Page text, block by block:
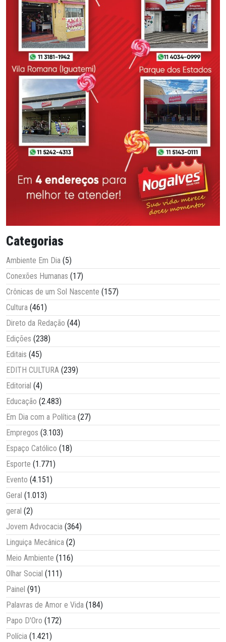
Categorias
Ambiente Em Dia (5)
Conexões Humanas (17)
Crônicas de um Sol Nascente (157)
Cultura (461)
Direto da Redação (44)
Edições (238)
Editais (45)
EDITH CULTURA (239)
Editorial (4)
Educação (2.483)
Em Dia com a Política (27)
Empregos (3.103)
Espaço Católico (18)
Esporte (1.771)
Evento (4.151)
Geral (1.013)
geral (2)
Jovem Advocacia (364)
Linguiça Mecânica (2)
Meio Ambiente (116)
Olhar Social (111)
Painel (91)
Palavras de Amor e Vida (184)
Papo D'Oro (172)
Polícia (1.421)